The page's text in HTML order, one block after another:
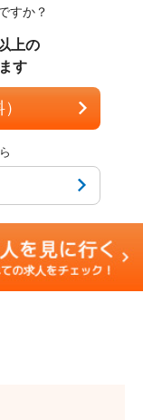
すか？
上の
す